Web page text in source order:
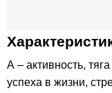
А – активность,
успеха в жизни,